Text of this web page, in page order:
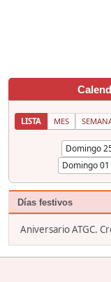
LISTA MES
Días festivos
Aniversario ATGC.